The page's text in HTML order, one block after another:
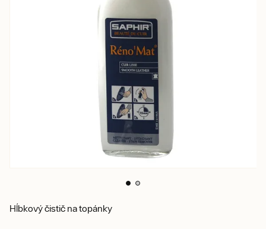
Hĺbkový čistič na topánky